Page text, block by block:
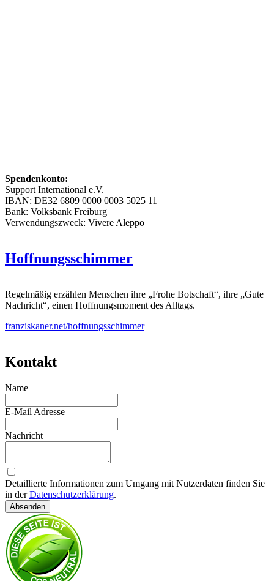
Spendenkonto:
Support International e.V.
IBAN: DE32 6809 0000 0003 5025 11
Bank: Volksbank Freiburg
Verwendungszweck: Vivere Aleppo
Hoffnungsschimmer
Regelmäßig erzählen Menschen ihre „Frohe Botschaft“, ihre „Gute
Nachricht“, einen Hoffnungsmoment des Alltags.
franziskaner.net/hoffnungsschimmer
Kontakt
Name
E-Mail Adresse
Nachricht
Detaillierte Informationen zum Umgang mit Nutzerdaten finden Sie
in derDatenschutzerklärung.
Absenden